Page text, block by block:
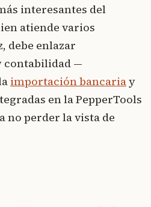
interesantes del
atiende varios
debe enlazar
contabilidad —
importación bancariay
en la PepperTools
no perder la vista de